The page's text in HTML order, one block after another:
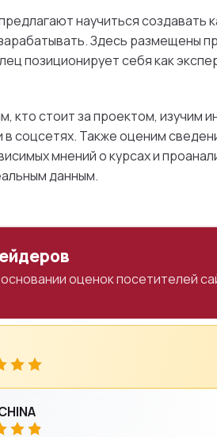
научиться создавать
Здесь размещены
позиционирует себя как
кто стоит за проектом, изучим
в соцсетях. Также оценим
мнений о курсах и
данным.
оценок посетителей